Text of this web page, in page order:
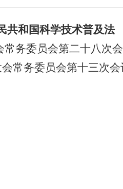
共和国科学技术普及法
常务委员会第二十八
常务委员会第十三次会